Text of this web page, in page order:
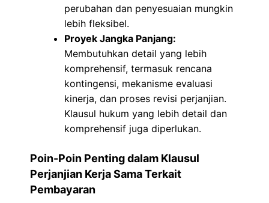
perubahan dan penyesuaian mungkin
lebih fleksibel.
Proyek Jangka Panjang:
Membutuhkan detail yang lebih
komprehensif, termasuk rencana
kontingensi, mekanisme evaluasi
kinerja, dan proses revisi perjanjian.
Klausul hukum yang lebih detail dan
komprehensif juga diperlukan.
Poin-Poin Penting dalam Klausul
Perjanjian Kerja Sama Terkait
Pembayaran